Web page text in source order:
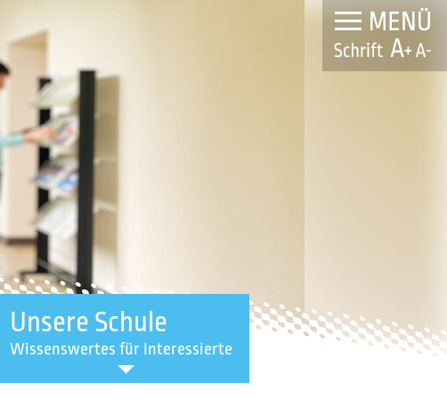
Unsere Schule
Wissenswertes für Interessierte